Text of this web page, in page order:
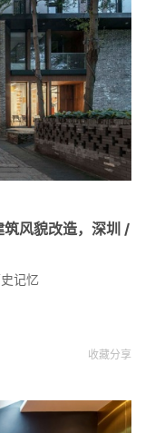
风貌改造，深圳 /
记忆
收藏分享